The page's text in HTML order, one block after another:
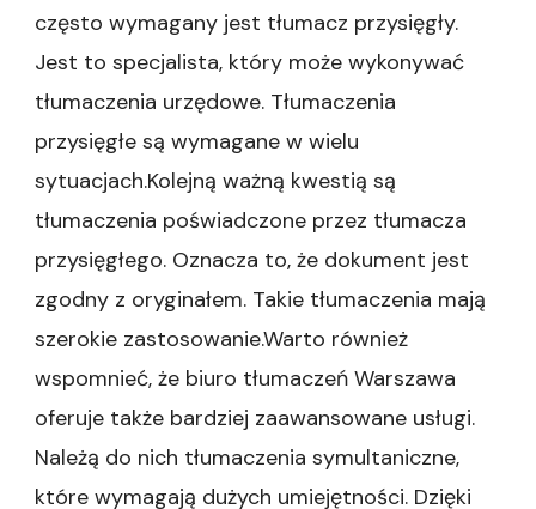
często wymagany jest tłumacz przysięgły.
Jest to specjalista, który może wykonywać
tłumaczenia urzędowe. Tłumaczenia
przysięgłe są wymagane w wielu
sytuacjach.Kolejną ważną kwestią są
tłumaczenia poświadczone przez tłumacza
przysięgłego. Oznacza to, że dokument jest
zgodny z oryginałem. Takie tłumaczenia mają
szerokie zastosowanie.Warto również
wspomnieć, że biuro tłumaczeń Warszawa
oferuje także bardziej zaawansowane usługi.
Należą do nich tłumaczenia symultaniczne,
które wymagają dużych umiejętności. Dzięki